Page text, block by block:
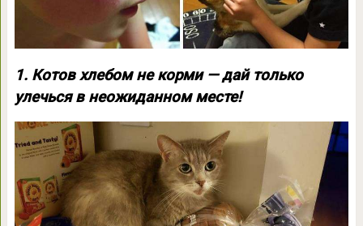
1. Котов хлебом не корми — дай только
улечься в неожиданном месте!